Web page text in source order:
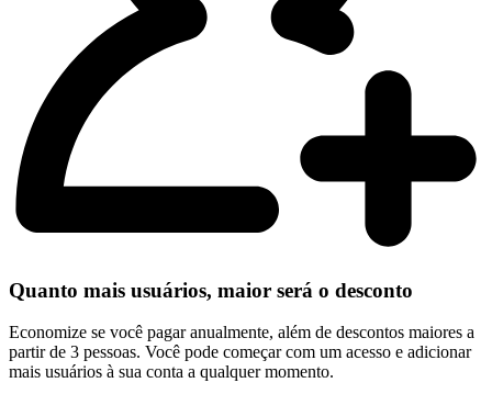
Quanto mais usuários, maior será o desconto
Economize se você pagar anualmente, além de descontos maiores a
partir de 3 pessoas. Você pode começar com um acesso e adicionar
mais usuários à sua conta a qualquer momento.